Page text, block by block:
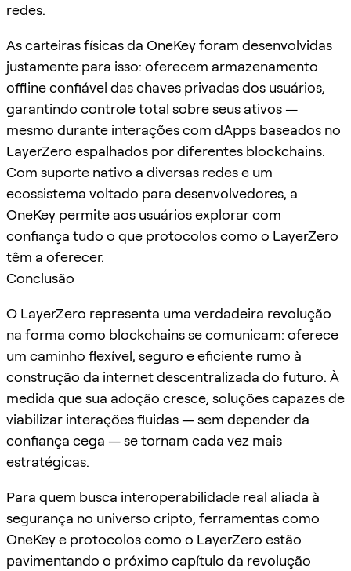
redes.
As carteiras físicas da OneKey foram desenvolvidas
justamente para isso: oferecem armazenamento
offline confiável das chaves privadas dos usuários,
garantindo controle total sobre seus ativos —
mesmo durante interações com dApps baseados no
LayerZero espalhados por diferentes blockchains.
Com suporte nativo a diversas redes e um
ecossistema voltado para desenvolvedores, a
OneKey permite aos usuários explorar com
confiança tudo o que protocolos como o LayerZero
têm a oferecer.
Conclusão
O LayerZero representa uma verdadeira revolução
na forma como blockchains se comunicam: oferece
um caminho flexível, seguro e eficiente rumo à
construção da internet descentralizada do futuro. À
medida que sua adoção cresce, soluções capazes de
viabilizar interações fluidas — sem depender da
confiança cega — se tornam cada vez mais
estratégicas.
Para quem busca interoperabilidade real aliada à
segurança no universo cripto, ferramentas como
OneKey e protocolos como o LayerZero estão
pavimentando o próximo capítulo da revolução